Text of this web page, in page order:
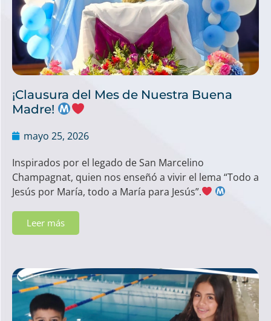
¡Clausura del Mes de Nuestra Buena
Madre!
mayo 25, 2026
Inspirados por el legado de San Marcelino
Champagnat, quien nos enseñó a vivir el lema “Todo a
Jesús por María, todo a María para Jesús”.
Leer más